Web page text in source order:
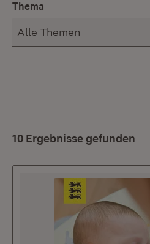
Thema
10 Ergebnisse gefunden